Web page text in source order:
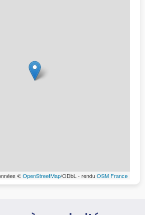
©OpenStreetMap/ODbL - renduOSM France